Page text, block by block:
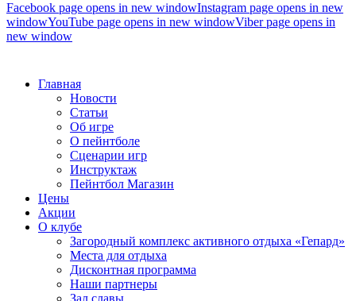
Facebook page opens in new windowInstagram page opens in new
windowYouTube page opens in new windowViber page opens in
new window
Главная
Новости
Статьи
Об игре
О пейнтболе
Сценарии игр
Инструктаж
Пейнтбол Магазин
Цены
Акции
О клубе
Загородный комплекс активного отдыха «Гепард»
Места для отдыха
Дисконтная программа
Наши партнеры
Зал славы